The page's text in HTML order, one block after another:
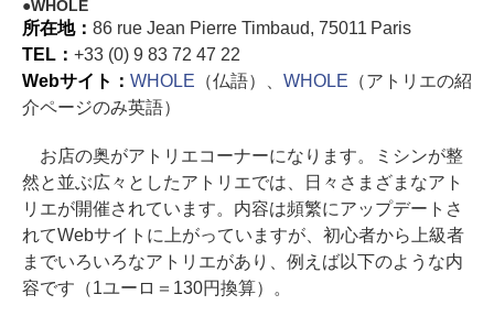
WHOLE
所在地： 86 rue Jean Pierre Timbaud, 75011 Paris
TEL： +33 (0) 9 83 72 47 22
Webサイト： WHOLE （仏語）、 WHOLE （アトリエの紹
介ページのみ英語）
お店の奥がアトリエコーナーになります。ミシンが整
然と並ぶ広々としたアトリエでは、日々さまざまなアト
リエが開催されています。内容は頻繁にアップデートさ
れてWebサイトに上がっていますが、初心者から上級者
までいろいろなアトリエがあり、例えば以下のような内
容です（1ユーロ＝130円換算）。